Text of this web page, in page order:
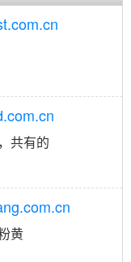
共有的
黄